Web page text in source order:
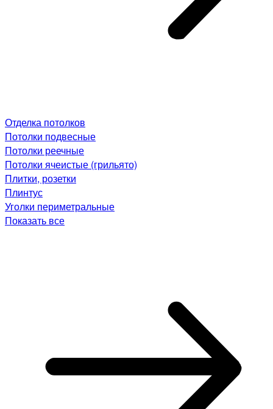
Отделка потолков
Потолки подвесные
Потолки реечные
Потолки ячеистые (грильято)
Плитки, розетки
Плинтус
Уголки периметральные
Показать все